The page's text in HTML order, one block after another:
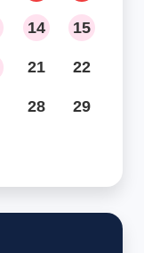
14 15
21 22
28 29